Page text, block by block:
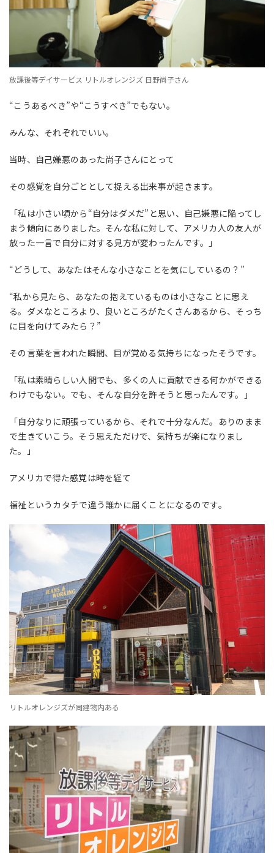
放課後等デイサービス リトルオレンジズ 日野尚子さん
“こうあるべき”や“こうすべき”でもない。
みんな、それぞれでいい。
当時、自己嫌悪のあった尚子さんにとって
その感覚を自分ごととして捉える出来事が起きます。
「私は小さい頃から“自分はダメだ”と思い、自己嫌悪に陥ってし
まう傾向にありました。そんな私に対して、アメリカ人の友人が
放った一言で自分に対する見方が変わったんです。」
“どうして、あなたはそんな小さなことを気にしているの？”
“私から見たら、あなたの抱えているものは小さなことに思え
る。ダメなところより、良いところがたくさんあるから、そっち
に目を向けてみたら？”
その言葉を言われた瞬間、目が覚める気持ちになったそうです。
「私は素晴らしい人間でも、多くの人に貢献できる何かができる
わけでもない。でも、そんな自分を許そうと思ったんです。」
「自分なりに頑張っているから、それで十分なんだ。ありのまま
で生きていこう。そう思えただけで、気持ちが楽になりまし
た。」
アメリカで得た感覚は時を経て
福祉というカタチで違う誰かに届くことになるのです。
リトルオレンジズが同建物内ある